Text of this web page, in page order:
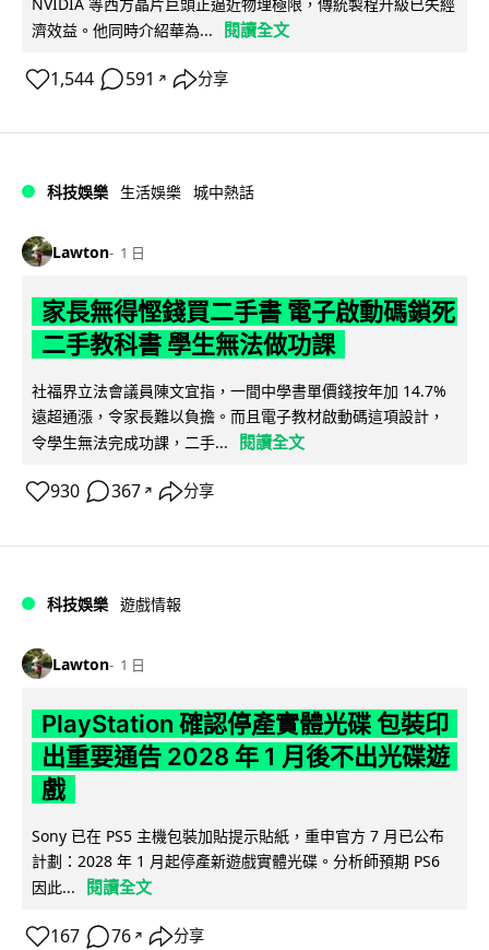
濟效益。他同時介紹華為...
閱讀全文
1,544 591 ↗ 分享
科技娛樂 生活娛樂 城中熱話
Lawton 1 日
家長無得慳錢買二手書 電子啟動碼鎖死
二手教科書 學生無法做功課
社福界立法會議員陳文宜指，一間中學書單價錢按年加 14.7%
遠超通漲，令家長難以負擔。而且電子教材啟動碼這項設計，
令學生無法完成功課，二手...
閱讀全文
930 367 ↗ 分享
科技娛樂 遊戲情報
Lawton 1 日
PlayStation 確認停產實體光碟 包裝印
出重要通告 2028 年 1 月後不出光碟遊
戲
Sony 已在 PS5 主機包裝加貼提示貼紙，重申官方 7 月已公布
計劃：2028 年 1 月起停產新遊戲實體光碟。分析師預期 PS6
因此...
閱讀全文
167 76 ↗ 分享